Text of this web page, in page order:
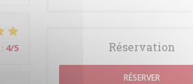
: 4/5 Réservation
RÉSERVER